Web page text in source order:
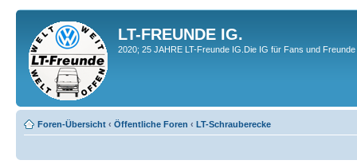
LT-FREUNDE IG.
2020; 25 JAHRE LT-Freunde IG.Die IG für Fans und
Foren-Übersicht ‹ Öffentliche Foren ‹ LT-Schrauberecke